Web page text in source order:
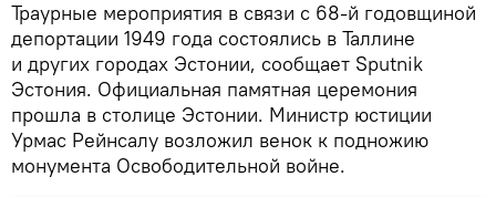
Траурные мероприятия в связи с 68-й годовщиной
депортации 1949 года состоялись в Таллине
и других городах Эстонии, сообщает Sputnik
Эстония. Официальная памятная церемония
прошла в столице Эстонии. Министр юстиции
Урмас Рейнсалу возложил венок к подножию
монумента Освободительной войне.